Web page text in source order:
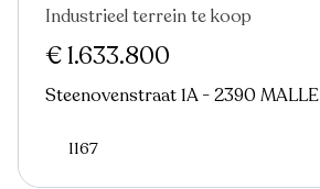
Industrieel terrein te koop
€ 1.633.800
Steenovenstraat 1A - 2390 MALLE
1167